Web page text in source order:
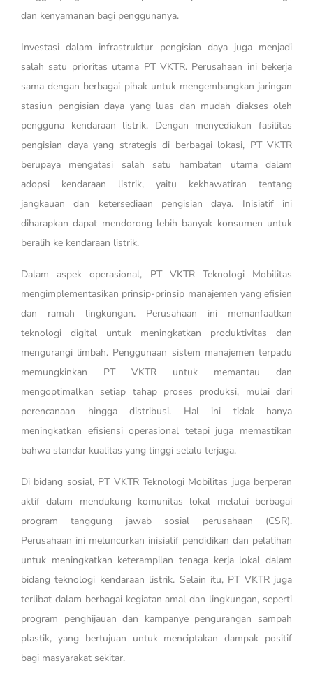
dan kenyamanan bagi penggunanya.
Investasi dalam infrastruktur pengisian daya juga menjadi
salah satu prioritas utama PT VKTR. Perusahaan ini bekerja
sama dengan berbagai pihak untuk mengembangkan jaringan
stasiun pengisian daya yang luas dan mudah diakses oleh
pengguna kendaraan listrik. Dengan menyediakan fasilitas
pengisian daya yang strategis di berbagai lokasi, PT VKTR
berupaya mengatasi salah satu hambatan utama dalam
adopsi kendaraan listrik, yaitu kekhawatiran tentang
jangkauan dan ketersediaan pengisian daya. Inisiatif ini
diharapkan dapat mendorong lebih banyak konsumen untuk
beralih ke kendaraan listrik.
Dalam aspek operasional, PT VKTR Teknologi Mobilitas
mengimplementasikan prinsip-prinsip manajemen yang efisien
dan ramah lingkungan. Perusahaan ini memanfaatkan
teknologi digital untuk meningkatkan produktivitas dan
mengurangi limbah. Penggunaan sistem manajemen terpadu
memungkinkan PT VKTR untuk memantau dan
mengoptimalkan setiap tahap proses produksi, mulai dari
perencanaan hingga distribusi. Hal ini tidak hanya
meningkatkan efisiensi operasional tetapi juga memastikan
bahwa standar kualitas yang tinggi selalu terjaga.
Di bidang sosial, PT VKTR Teknologi Mobilitas juga berperan
aktif dalam mendukung komunitas lokal melalui berbagai
program tanggung jawab sosial perusahaan (CSR).
Perusahaan ini meluncurkan inisiatif pendidikan dan pelatihan
untuk meningkatkan keterampilan tenaga kerja lokal dalam
bidang teknologi kendaraan listrik. Selain itu, PT VKTR juga
terlibat dalam berbagai kegiatan amal dan lingkungan, seperti
program penghijauan dan kampanye pengurangan sampah
plastik, yang bertujuan untuk menciptakan dampak positif
bagi masyarakat sekitar.